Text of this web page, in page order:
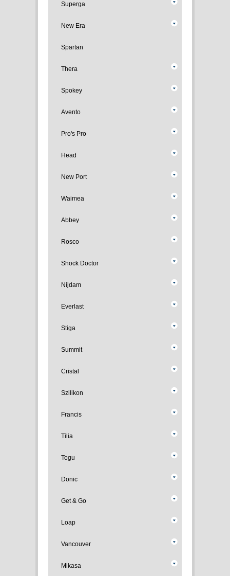
Superga
New Era
Spartan
Thera
Spokey
Avento
Pro's Pro
Head
New Port
Waimea
Abbey
Rosco
Shock Doctor
Nijdam
Everlast
Stiga
Summit
Cristal
Szilikon
Francis
Tilia
Togu
Donic
Get & Go
Loap
Vancouver
Mikasa